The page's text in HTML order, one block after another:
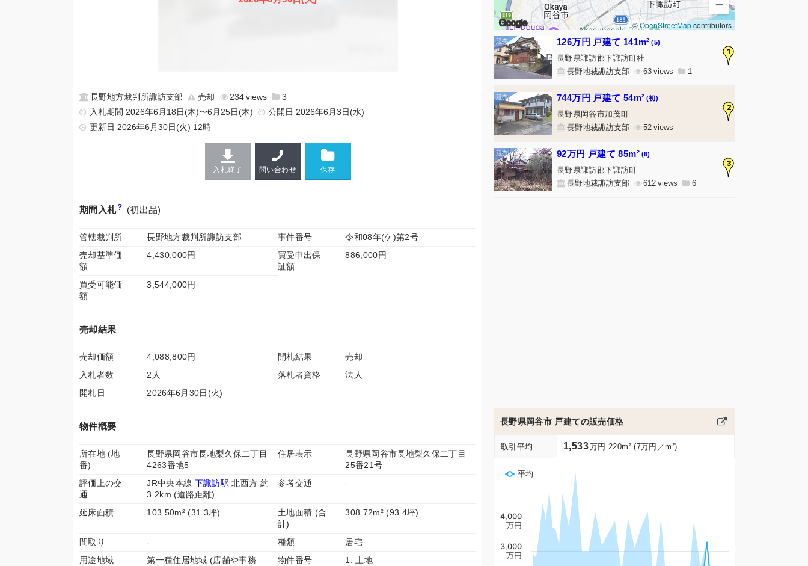
長野地方裁判所諏訪支部 売却 234
3
入札期間 2026年6月18日(木)〜6月25日(木)
公開日 2026年6月3日(水)
更新日 2026年6月30日(火) 12時
入札終了 問い合わせ
期間入札 (初出品)
管轄裁判所 長野地方裁判所諏訪支部 事件番号
令和08年(ケ)第2号
売却基準価
額
4,430,000円
買受申出保
証額
886,000円
買受可能価
額
3,544,000円
売却結果
売却価額 4,088,800円 開札結果
売却
入札者数
2人 落札者資格
法人
開札日
2026年6月30日(火)
物件概要
所在地 (地
番)
長野県岡谷市長地梨久保二丁目
4263番地5
住居表示
長野県岡谷市長地梨久保二丁目
25番21号
評価上の交
通
JR中央本線 下諏訪駅 北西方 約
3.2km (道路距離)
参考交通 -
延床面積 103.50m² (31.3坪)
土地面積 (合
計)
308.72m² (93.4坪)
間取り - 種類
居宅
用途地域
第一種住居地域 (店舗や事務
物件番号
1. 土地
Google
−
©OpenStreetMapcontributors
1
126万円 戸建て 141m² (5)
長野県諏訪郡下諏訪町社
長野地裁諏訪支部
63 1
2
744万円 戸建て 54m² (初)
長野県岡谷市加茂町
長野地裁諏訪支部
52
3
92万円 戸建て 85m² (6)
長野県諏訪郡下諏訪町
長野地裁諏訪支部
612 6
長野県岡谷市 戸建ての販売価格
取引平均 1,533万円 220m² (7万円／m²)
平均
3,000
万円
4,000
万円